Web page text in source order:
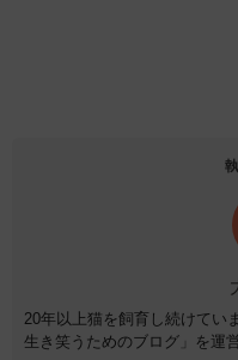
20年以上猫を飼育し続けてい
生き笑うためのブログ」を運